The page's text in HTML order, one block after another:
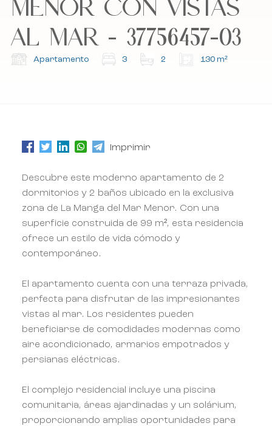
Suscríbete a nuestro boletín.
Suscríbete a nuestro boletín.
MENOR CON VISTAS
AL MAR - 37756457-03
Apartamento 3 2 130 m²
Imprimir
Descubre este moderno apartamento de 2
dormitorios y 2 baños ubicado en la exclusiva
zona de La Manga del Mar Menor. Con una
superficie construida de 99 m², esta residencia
ofrece un estilo de vida cómodo y
contemporáneo.
El apartamento cuenta con una terraza privada,
perfecta para disfrutar de las impresionantes
vistas al mar. Los residentes pueden
beneficiarse de comodidades modernas como
aire acondicionado, armarios empotrados y
persianas eléctricas.
El complejo residencial incluye una piscina
comunitaria, áreas ajardinadas y un solárium,
proporcionando amplias oportunidades para